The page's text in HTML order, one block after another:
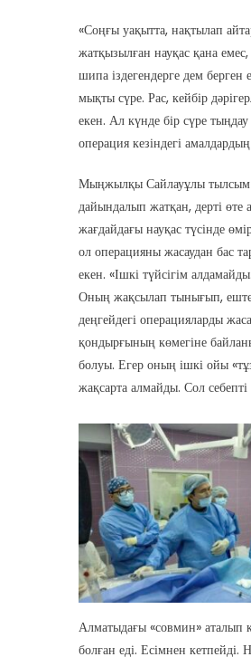
«Соңғы уақытта, нақтылап
жатқызылған науқас қана
шипа іздегендерге дем берген
мықты сүре. Рас, кейбір
екен. Ал күнде бір сүре
операция кезіндегі
Мыңжылқы Сайлауұлы тылсым
дайындалып жатқан, дерті өте
жағдайдағы науқас түсінде
ол операцияны жасаудан бас
екен. «Ішкі түйсігім
Оның жақсылап тынығып,
деңгейдегі операцияларды
қондырғының көмегіне
болуы. Егер оның ішкі ойы
жақсарта алмайды. Сол
Алматыдағы «совмин» аталып
болған еді. Есімнен кетпейді.